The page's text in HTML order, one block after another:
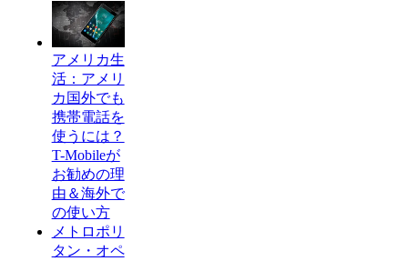
アメリカ生
活：アメリ
カ国外でも
携帯電話を
使うには？
T-Mobileが
お勧めの理
由＆海外で
の使い方
メトロポリ
タン・オペ